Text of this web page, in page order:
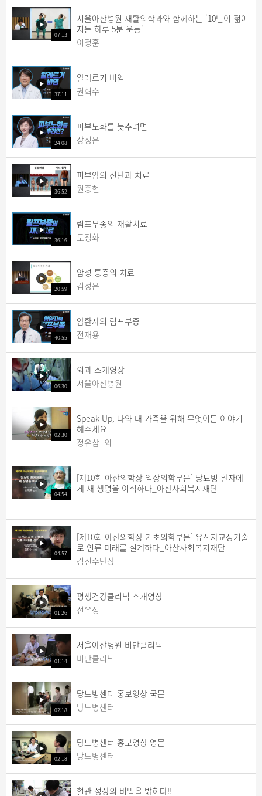
07:13
서울아산병원 재활의학과와 함께하는 '10년이 젊어
지는 하루 5분 운동'
이정훈
37:11
알레르기 비염
권혁수
24:08
피부노화를 늦추려면
장성은
36:52
피부암의 진단과 치료
원종현
36:16
림프부종의 재활치료
도정화
20:59
암성 통증의 치료
김정은
40:55
암환자의 림프부종
전재용
06:30
외과 소개영상
서울아산병원
02:30
Speak Up, 나와 내 가족을 위해 무엇이든 이야기
해주세요
정유삼 외
04:54
[제10회 아산의학상 임상의학부문] 당뇨병 환자에
게 새 생명을 이식하다_아산사회복지재단
04:57
[제10회 아산의학상 기초의학부문] 유전자교정기술
로 인류 미래를 설계하다_아산사회복지재단
김진수단장
01:26
평생건강클리닉 소개영상
선우성
01:14
서울아산병원 비만클리닉
비만클리닉
02:18
당뇨병센터 홍보영상 국문
당뇨병센터
02:18
당뇨병센터 홍보영상 영문
당뇨병센터
혈관 성장의 비밀을 밝히다!!